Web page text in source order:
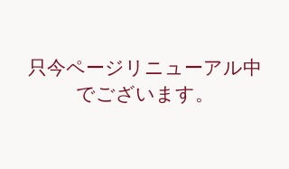
只今ページリニューアル中
でございます。